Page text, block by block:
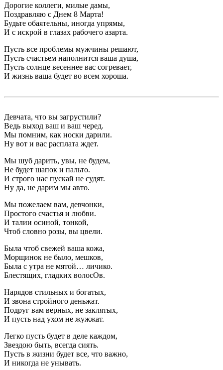
Дорогие коллеги, милые дамы,
Поздравляю с Днем 8 Марта!
Будьте обаятельны, иногда упрямы,
И с искрой в глазах рабочего азарта.
Пусть все проблемы мужчины решают,
Пусть счастьем наполнится ваша душа,
Пусть солнце весеннее вас согревает,
И жизнь ваша будет во всем хороша.
Девчата, что вы загрустили?
Ведь выход ваш и ваш черед.
Мы помним, как носки дарили.
Ну вот и вас расплата ждет.
Мы шуб дарить, увы, не будем,
Не будет шапок и пальто.
И строго нас пускай не судят.
Ну да, не дарим мы авто.
Мы пожелаем вам, девчонки,
Простого счастья и любви.
И талии осиной, тонкой,
Чтоб словно розы, вы цвели.
Была чтоб свежей ваша кожа,
Морщинок не было, мешков,
Была с утра не мятой… личико.
Блестящих, гладких волосОв.
Нарядов стильных и богатых,
И звона стройного деньжат.
Подруг вам верных, не заклятых,
И пусть над ухом не жужжат.
Легко пусть будет в деле каждом,
Звездою быть, всегда сиять.
Пусть в жизни будет все, что важно,
И никогда не унывать.